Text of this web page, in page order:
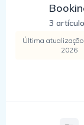
3
Última
2026